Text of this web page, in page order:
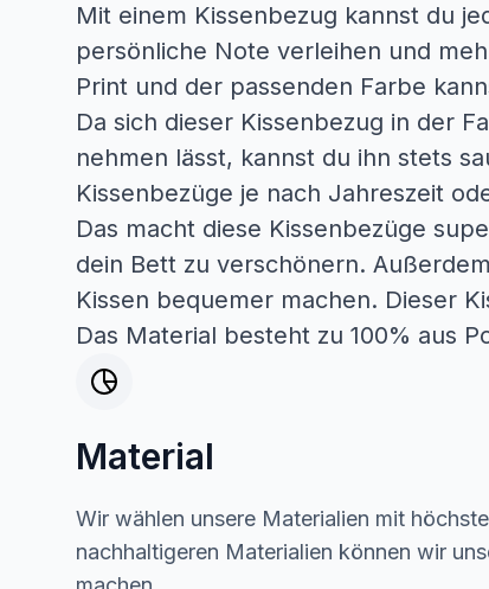
Mit einem Kissenbezug kannst du
persönliche Note verleihen und
Print und der passenden Farbe
Da sich dieser Kissenbezug in der
nehmen lässt, kannst du ihn stets
Kissenbezüge je nach Jahreszeit
Das macht diese Kissenbezüge
dein Bett zu verschönern.
Kissen bequemer machen. Dieser
Das Material besteht zu 100% aus
Material
Wir wählen unsere Materialien mit
nachhaltigeren Materialien können wir